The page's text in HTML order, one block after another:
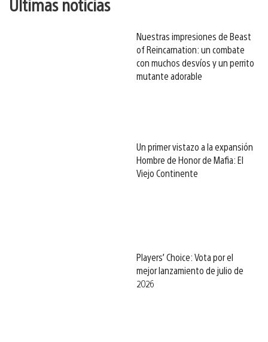
Nuestras impresiones de Beast
of Reincarnation: un combate
con muchos desvíos y un perrito
mutante adorable
Un primer vistazo a la expansión
Hombre de Honor de Mafia: El
Viejo Continente
Players’ Choice: Vota por el
mejor lanzamiento de julio de
2026